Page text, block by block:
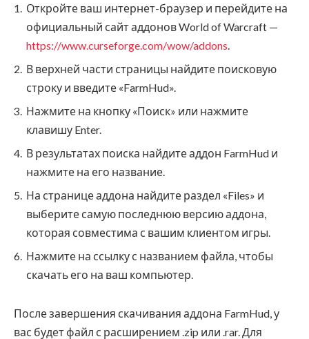
Откройте ваш интернет-браузер и перейдите на
официальный сайт аддонов World of Warcraft —
https://www.curseforge.com/wow/addons.
В верхней части страницы найдите поисковую
строку и введите «FarmHud».
Нажмите на кнопку «Поиск» или нажмите
клавишу Enter.
В результатах поиска найдите аддон FarmHud и
нажмите на его название.
На странице аддона найдите раздел «Files» и
выберите самую последнюю версию аддона,
которая совместима с вашим клиентом игры.
Нажмите на ссылку с названием файла, чтобы
скачать его на ваш компьютер.
После завершения скачивания аддона FarmHud, у
вас будет файл с расширением .zip или .rar. Для